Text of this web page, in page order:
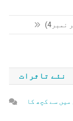
نئے تاثرات
سے کچھ کا